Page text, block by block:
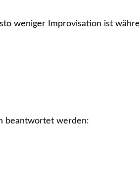
weniger Improvisation ist
beantwortet werden: